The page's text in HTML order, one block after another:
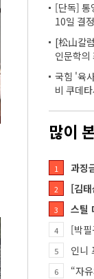
[단독] 통
10일 결정
[松山칼
인문학의
국힘 '육
비 쿠데
많이
1
2
3
4
5
6